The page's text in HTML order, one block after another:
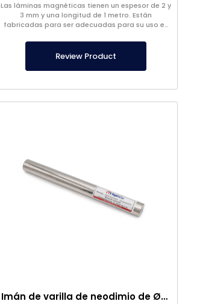
Las láminas magnéticas tienen un espesor de 2 y
3 mm y una longitud de 1 metro. Están
fabricadas para ser adecuadas para su uso en
Review Product
Imán de varilla de neodimio de Ø25×250 mm – Conexión hembra M8 en un lado